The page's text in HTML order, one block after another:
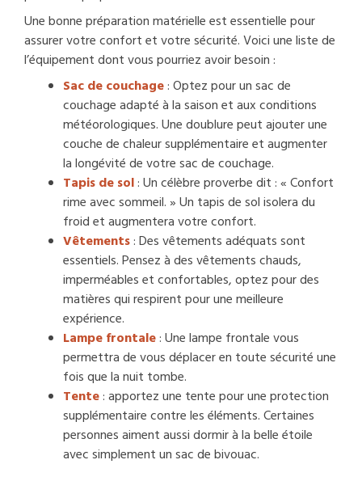
Une bonne préparation matérielle est essentielle pour
assurer votre confort et votre sécurité. Voici une liste de
l’équipement dont vous pourriez avoir besoin :
Sac de couchage: Optez pour un sac de
couchage adapté à la saison et aux conditions
météorologiques. Une doublure peut ajouter une
couche de chaleur supplémentaire et augmenter
la longévité de votre sac de couchage.
Tapis de sol: Un célèbre proverbe dit : « Confort
rime avec sommeil. » Un tapis de sol isolera du
froid et augmentera votre confort.
Vêtements: Des vêtements adéquats sont
essentiels. Pensez à des vêtements chauds,
imperméables et confortables, optez pour des
matières qui respirent pour une meilleure
expérience.
Lampe frontale: Une lampe frontale vous
permettra de vous déplacer en toute sécurité une
fois que la nuit tombe.
Tente: apportez une tente pour une protection
supplémentaire contre les éléments. Certaines
personnes aiment aussi dormir à la belle étoile
avec simplement un sac de bivouac.